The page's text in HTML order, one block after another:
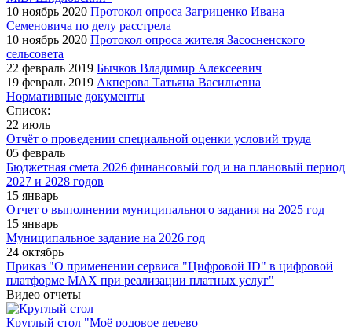
10 ноябрь 2020 Протокол опроса Загриценко Ивана
Семеновича по делу расстрела
10 ноябрь 2020 Протокол опроса жителя Засосненского
сельсовета
22 февраль 2019 Бычков Владимир Алексеевич
19 февраль 2019 Акперова Татьяна Васильевна
Нормативные документы
Список:
22 июль
Отчёт о проведении специальной оценки условий труда
05 февраль
Бюджетная смета 2026 финансовый год и на плановый период
2027 и 2028 годов
15 январь
Отчет о выполнении муниципального задания на 2025 год
15 январь
Муниципальное задание на 2026 год
24 октябрь
Приказ "О применении сервиса "Цифровой ID" в цифровой
платформе МАХ при реализации платных услуг"
Видео отчеты
Круглый стол "Моё родовое дерево